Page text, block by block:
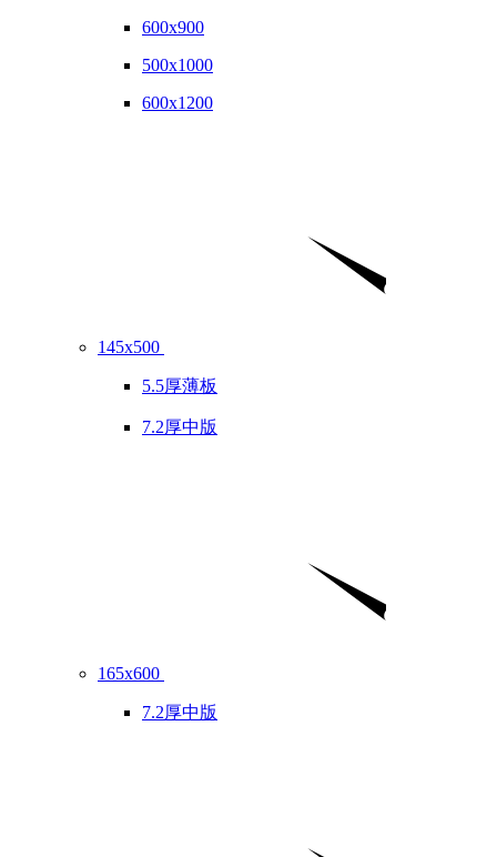
600x900
500x1000
600x1200
145x500
5.5厚薄板
7.2厚中版
165x600
7.2厚中版